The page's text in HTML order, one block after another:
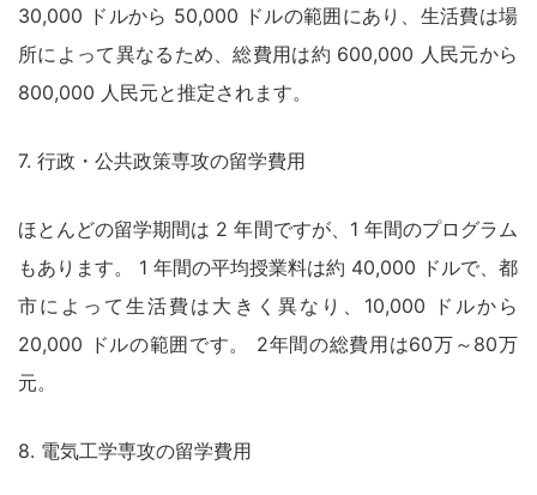
30,000 ドルから 50,000 ドルの範囲にあり、生活費は場
所によって異なるため、総費用は約 600,000 人民元から
800,000 人民元と推定されます。
7. 行政・公共政策専攻の留学費用
ほとんどの留学期間は 2 年間ですが、1 年間のプログラム
もあります。 1 年間の平均授業料は約 40,000 ドルで、都
市によって生活費は大きく異なり、10,000 ドルから
20,000 ドルの範囲です。 2年間の総費用は60万～80万
元。
8. 電気工学専攻の留学費用